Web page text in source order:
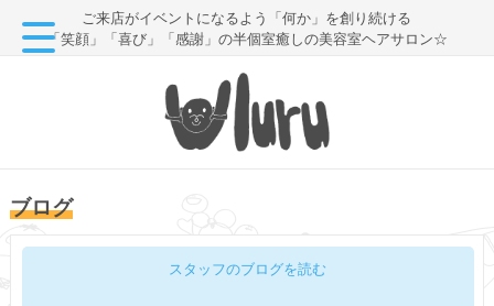
ご来店がイベントになるよう「何か」を創り続ける
「笑顔」「喜び」「感謝」の半個室癒しの美容室ヘアサロン☆
ブログ
スタッフのブログを読む